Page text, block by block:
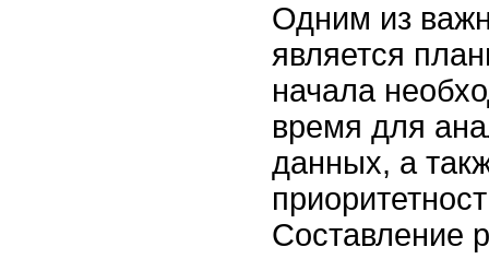
Одним из
является
начала
время для
данных, а
Составление